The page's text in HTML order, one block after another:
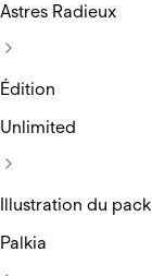
Astres Radieux
Édition
Unlimited
Illustration du pack
Palkia